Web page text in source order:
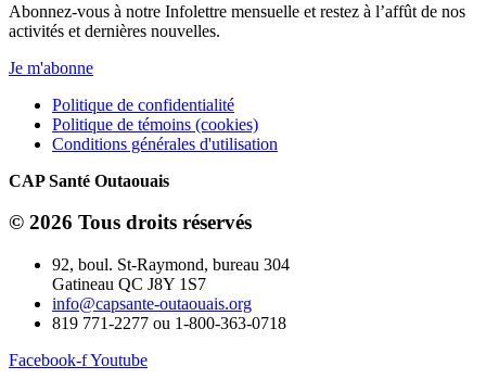
Abonnez-vous à notre Infolettre mensuelle et restez à l’affût de nos
activités et dernières nouvelles.
Je m'abonne
Politique de confidentialité
Politique de témoins (cookies)
Conditions générales d'utilisation
CAP Santé Outaouais
© 2026 Tous droits réservés
92, boul. St-Raymond, bureau 304
Gatineau QC J8Y 1S7
info@capsante-outaouais.org
819 771-2277 ou 1-800-363-0718
Facebook-fYoutube